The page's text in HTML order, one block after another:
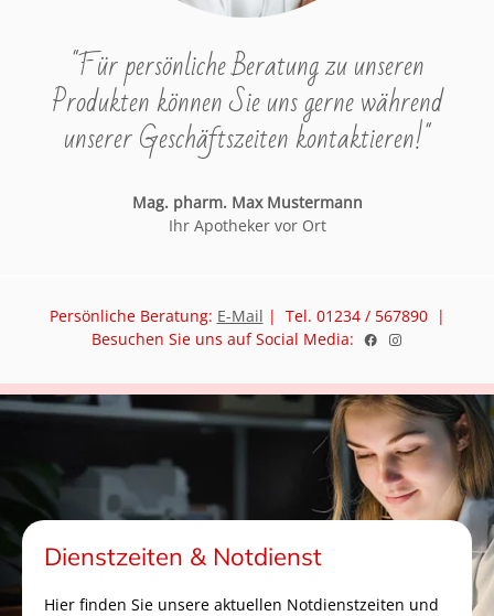
"Für persönliche Beratung zu unseren
Produkten können Sie uns gerne während
unserer Geschäftszeiten kontaktieren!"
Mag. pharm. Max Mustermann
Ihr Apotheker vor Ort
Persönliche Beratung: E-Mail | Tel. 01234 / 567890 |
Besuchen Sie uns auf Social Media:
Dienstzeiten & Notdienst
Hier finden Sie unsere aktuellen Notdienstzeiten und